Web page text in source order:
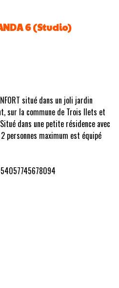
6 (Studio)
situé dans un joli jardin
sur la commune de Trois Ilets et
dans une petite résidence avec
personnes maximum est équipé